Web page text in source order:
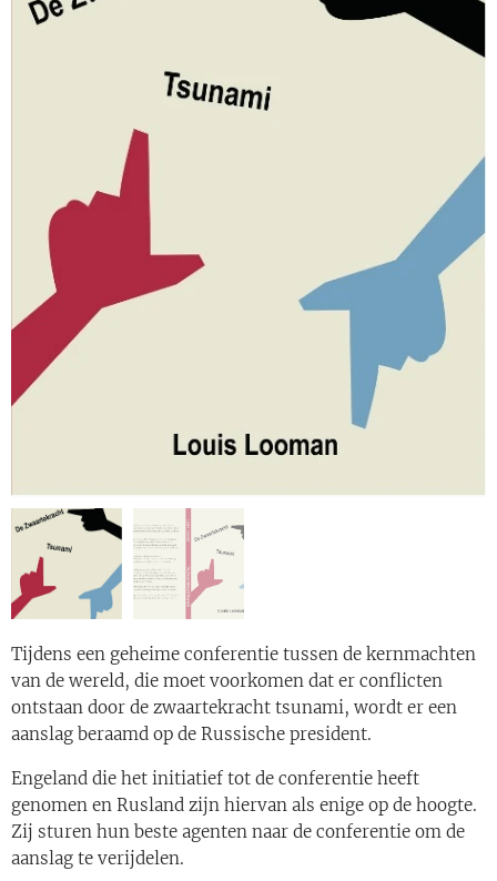
Tijdens een geheime conferentie tussen de kernmachten
van de wereld, die moet voorkomen dat er conflicten
ontstaan door de zwaartekracht tsunami, wordt er een
aanslag beraamd op de Russische president.
Engeland die het initiatief tot de conferentie heeft
genomen en Rusland zijn hiervan als enige op de hoogte.
Zij sturen hun beste agenten naar de conferentie om de
aanslag te verijdelen.